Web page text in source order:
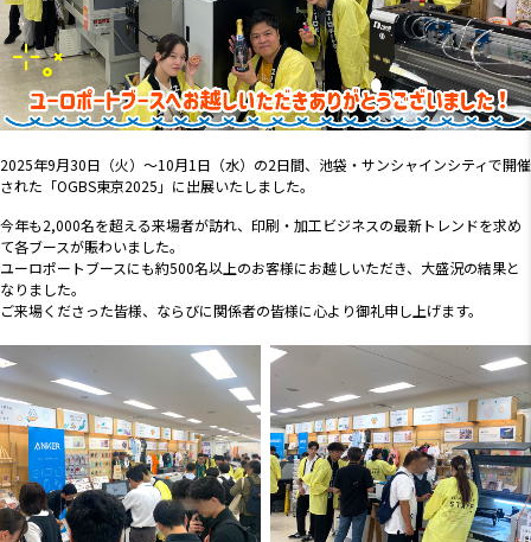
2025年9月30日（火）～10月1日（水）の2日間、池袋・サンシャインシティで開催
された「OGBS東京2025」に出展いたしました。
今年も2,000名を超える来場者が訪れ、印刷・加工ビジネスの最新トレンドを求め
て各ブースが賑わいました。
ユーロポートブースにも約500名以上のお客様にお越しいただき、大盛況の結果と
なりました。
ご来場くださった皆様、ならびに関係者の皆様に心より御礼申し上げます。